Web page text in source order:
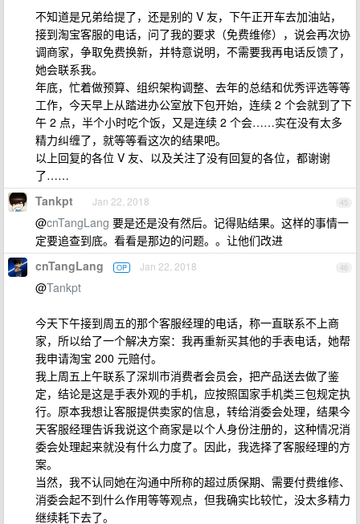
不知道是兄弟给提了，还是别的 V 友，下午正开车去加油站，
接到淘宝客服的电话，问了我的要求（免费维修），说会再次协
调商家，争取免费换新，并特意说明，不需要我再电话反馈了，
她会联系我。
年底，忙着做预算、组织架构调整、去年的总结和优秀评选等等
工作，今天早上从踏进办公室放下包开始，连续 2 个会就到了下
午 2 点，半个小时吃个饭，又是连续 2 个会……实在没有太多
精力纠缠了，就等等看这次的结果吧。
以上回复的各位 V 友、以及关注了没有回复的各位，都谢谢
了……
45
Tankpt Jan 22, 2018
@cnTangLang 要是还是没有然后。记得贴结果。这样的事情一
定要追查到底。看看是那边的问题。。让他们改进
46
cnTangLang OP Jan 22, 2018
@Tankpt
今天下午接到周五的那个客服经理的电话，称一直联系不上商
家，所以给了一个解决方案：我再重新买其他的手表电话，她帮
我申请淘宝 200 元赔付。
我上周五上午联系了深圳市消费者会员会，把产品送去做了鉴
定，结论是这是手表外观的手机，应按照国家手机类三包规定执
行。原本我想让客服提供卖家的信息，转给消委会处理，结果今
天客服经理告诉我说这个商家是以个人身份注册的，这种情况消
委会处理起来就没有什么力度了。因此，我选择了客服经理的方
案。
当然，我不认同她在沟通中所称的超过质保期、需要付费维修、
消委会起不到什么作用等等观点，但我确实比较忙，没太多精力
继续耗下去了。